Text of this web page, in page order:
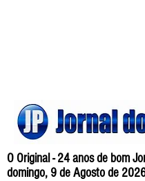
O Original - 24 anos de bom
domingo, 9 de Agosto de